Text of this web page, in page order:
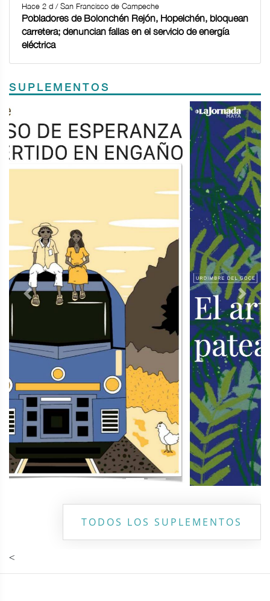
Hace 2 d / San Francisco de Campeche
Pobladores de Bolonchén Rejón, Hopelchén, bloquean
carretera; denuncian fallas en el servicio de energía
eléctrica
SUPLEMENTOS
Previous Next
TODOS LOS SUPLEMENTOS
<